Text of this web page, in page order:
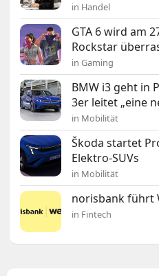
in Handel
GTA 6 wird am
Rockstar
in Gaming
BMW i3 geht in
3er leitet „eine
in Mobilität
Škoda startet
Elektro-SUVs
in Mobilität
norisbank führt
in Fintech